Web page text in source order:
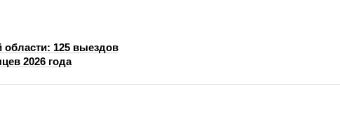
области: 125 выездов
2026 года